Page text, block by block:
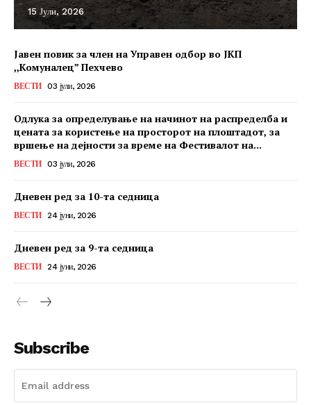
15 Јули, 2026
Јавен повик за член на Управен одбор во ЈКП
,,Комуналец” Пехчево
ВЕСТИ 03 јули, 2026
Одлука за определување на начинот на распределба и
цената за користење на просторот на плоштадот, за
вршење на дејности за време на Фестивалот на...
ВЕСТИ 03 јули, 2026
Дневен ред за 10-та седница
ВЕСТИ 24 јуни, 2026
Дневен ред за 9-та седница
ВЕСТИ 24 јуни, 2026
Subscribe